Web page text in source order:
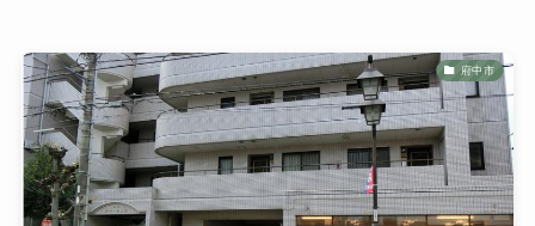
府中市